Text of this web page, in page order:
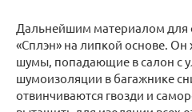
Дальнейшим материалом для
«Сплэн» на липкой основе.
шумы, попадающие в салон с
шумоизоляции в багажнике
отвинчиваются гвозди и